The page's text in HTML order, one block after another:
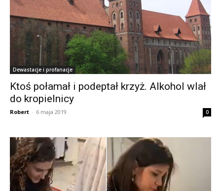
Dewastacje i profanacje
Ktoś połamał i podeptał krzyż. Alkohol wlał
do kropielnicy
Robert - 6 maja 2019 0